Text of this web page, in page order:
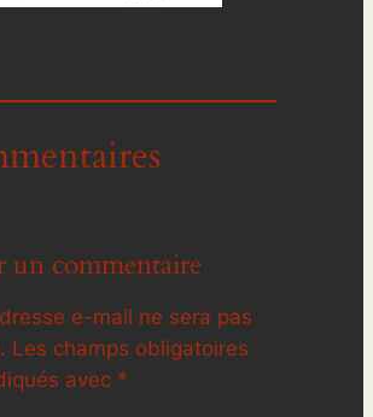
un commentaire
e-mail ne sera pas
Les champs obligatoires
avec *